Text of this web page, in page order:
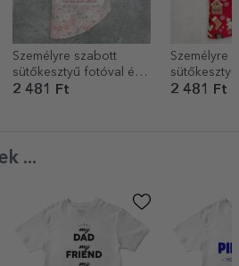
Személyre szabott
sütőkesztyű fotóval és
szöveggel – Legjobb
2 481 Ft
Személyre
-
2 481 Ft
...